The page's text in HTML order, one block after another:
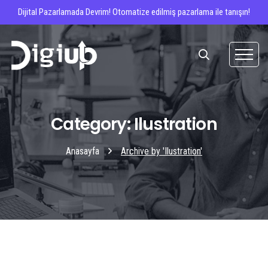
Dijital Pazarlamada Devrim! Otomatize edilmiş pazarlama ile tanışın!
Category: Ilustration
Anasayfa Archive by 'Ilustration'